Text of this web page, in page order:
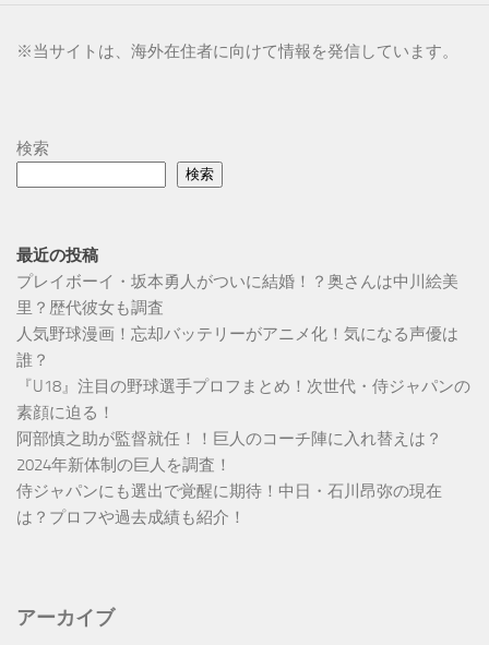
※当サイトは、海外在住者に向けて情報を発信しています。
検索
検索
最近の投稿
プレイボーイ・坂本勇人がついに結婚！？奥さんは中川絵美
里？歴代彼女も調査
人気野球漫画！忘却バッテリーがアニメ化！気になる声優は
誰？
『U18』注目の野球選手プロフまとめ！次世代・侍ジャパンの
素顔に迫る！
阿部慎之助が監督就任！！巨人のコーチ陣に入れ替えは？
2024年新体制の巨人を調査！
侍ジャパンにも選出で覚醒に期待！中日・石川昂弥の現在
は？プロフや過去成績も紹介！
アーカイブ